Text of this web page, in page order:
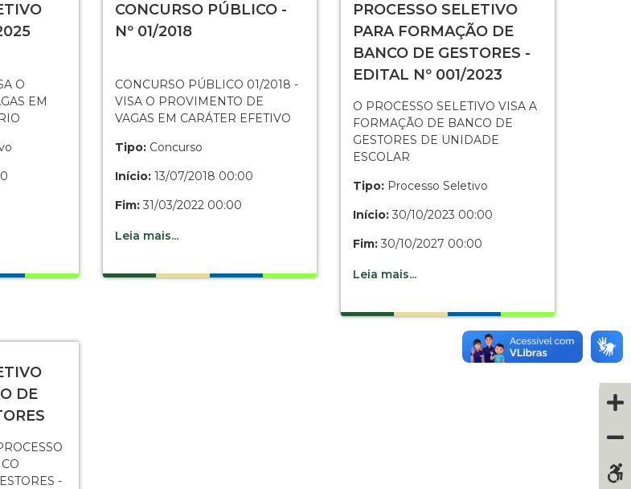
O
EM
CONCURSO PÚBLICO -
Nº 01/2018
CONCURSO PÚBLICO 01/2018 -
VISA O PROVIMENTO DE
VAGAS EM CARÁTER EFETIVO
Tipo:Concurso
Início:13/07/2018 00:00
Fim:31/03/2022 00:00
Leia mais...
PROCESSO SELETIVO
PARA FORMAÇÃO DE
BANCO DE GESTORES -
EDITAL Nº 001/2023
O PROCESSO SELETIVO VISA A
FORMAÇÃO DE BANCO DE
GESTORES DE UNIDADE
ESCOLAR
Tipo:Processo Seletivo
Início:30/10/2023 00:00
Fim:30/10/2027 00:00
Leia mais...
DE
-